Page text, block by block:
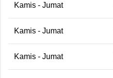
Kamis - Jumat
Kamis - Jumat
Kamis - Jumat